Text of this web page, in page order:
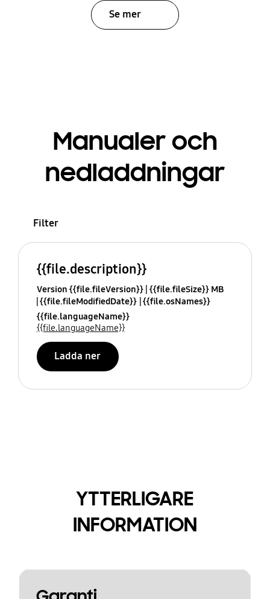
Se mer
Manualer och
nedladdningar
Filter
{{file.description}}
Version {{file.fileVersion}} {{file.fileSize}} MB
{{file.fileModifiedDate}} {{file.osNames}}
{{file.languageName}}
{{file.languageName}}
Ladda ner
YTTERLIGARE
INFORMATION